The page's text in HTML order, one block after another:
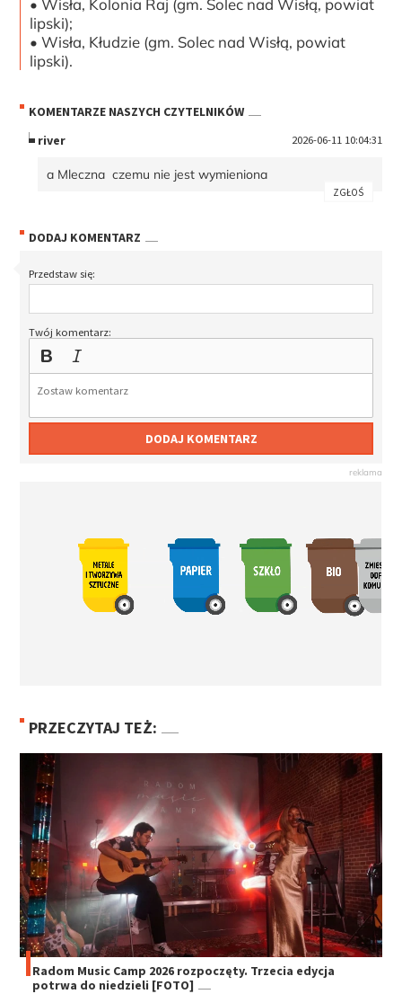
• Wisła, Kolonia Raj (gm. Solec nad Wisłą, powiat
lipski);
• Wisła, Kłudzie (gm. Solec nad Wisłą, powiat
lipski).
KOMENTARZE NASZYCH CZYTELNIKÓW
river
2026-06-11 10:04:31
a Mleczna czemu nie jest wymieniona
ZGŁOŚ
DODAJ KOMENTARZ
Przedstaw się:
Twój komentarz:
DODAJ KOMENTARZ
PRZECZYTAJ TEŻ:
Radom Music Camp 2026 rozpoczęty. Trzecia edycja
potrwa do niedzieli [FOTO]